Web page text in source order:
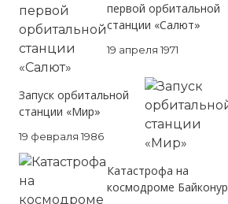
первой орбитальной
станции «Салют»
19 апреля 1971
Запуск орбитальной
станции «Мир»
19 февраля 1986
Катастрофа на
космодроме Байконур